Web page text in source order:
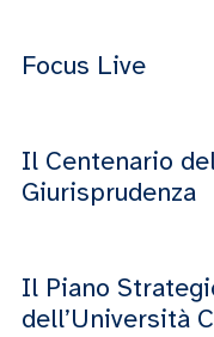
Focus Live
Il Centenario
Giurisprudenza
Il Piano
dell’Università